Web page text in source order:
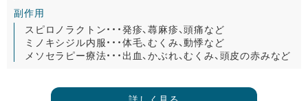
副作用
スピロノラクトン・・・発疹、蕁麻疹、頭痛など
ミノキシジル内服・・・体毛、むくみ、動悸など
メソセラピー療法・・・出血、かぶれ、むくみ、頭皮の赤みなど